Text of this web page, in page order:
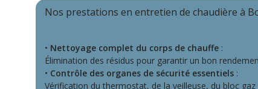
Nos prestations en entretien de chaudière à
• Nettoyage complet du corps de chauffe :
Élimination des résidus pour garantir un bon
• Contrôle des organes de sécurité essentiels :
Vérification du thermostat, de la veilleuse, du bloc